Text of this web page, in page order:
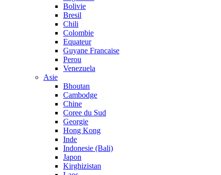
Bolivie
Bresil
Chili
Colombie
Equateur
Guyane Francaise
Perou
Venezuela
Asie
Bhoutan
Cambodge
Chine
Coree du Sud
Georgie
Hong Kong
Inde
Indonesie (Bali)
Japon
Kirghizistan